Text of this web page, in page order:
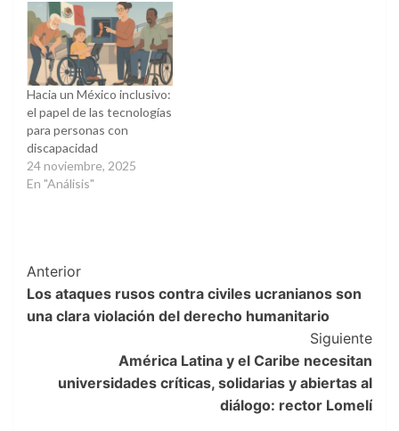
Hacia un México inclusivo:
el papel de las tecnologías
para personas con
discapacidad
24 noviembre, 2025
En "Análisis"
Post
Navigation
Anterior
Los ataques rusos contra civiles ucranianos son
una clara violación del derecho humanitario
Siguiente
América Latina y el Caribe necesitan
universidades críticas, solidarias y abiertas al
diálogo: rector Lomelí